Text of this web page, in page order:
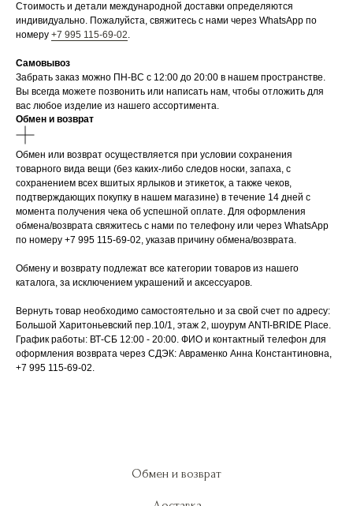
Стоимость и детали международной доставки определяются
индивидуально. Пожалуйста, свяжитесь с нами через WhatsApp по
номеру +7 995 115-69-02.
Самовывоз
Забрать заказ можно ПН-ВС с 12:00 до 20:00 в нашем пространстве.
Вы всегда можете позвонить или написать нам, чтобы отложить для
вас любое изделие из нашего ассортимента.
Обмен и возврат
Обмен или возврат осуществляется при условии сохранения
товарного вида вещи (без каких-либо следов носки, запаха, с
сохранением всех вшитых ярлыков и этикеток, а также чеков,
подтверждающих покупку в нашем магазине) в течение 14 дней с
момента получения чека об успешной оплате. Для оформления
обмена/возврата свяжитесь с нами по телефону или через WhatsApp
по номеру +7 995 115-69-02, указав причину обмена/возврата.
Обмену и возврату подлежат все категории товаров из нашего
каталога, за исключением украшений и аксессуаров.
Вернуть товар необходимо самостоятельно и за свой счет по адресу:
Большой Харитоньевский пер.10/1, этаж 2, шоурум ANTI-BRIDE Place.
График работы: ВТ-СБ 12:00 - 20:00. ФИО и контактный телефон для
оформления возврата через СДЭК: Авраменко Анна Константиновна,
+7 995 115-69-02.
Обмен и возврат